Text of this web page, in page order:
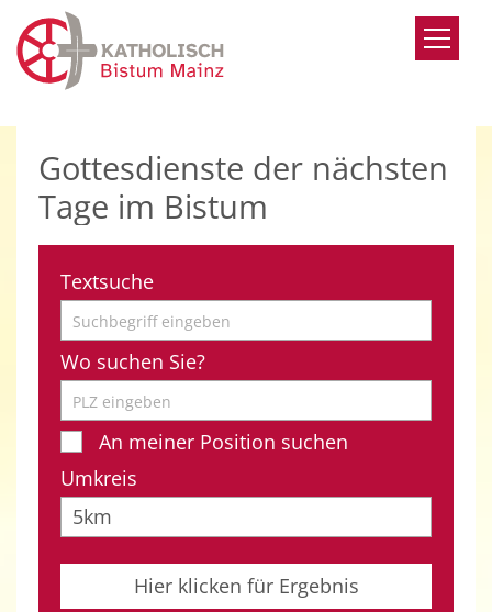
Zum Inhalt springen
Gottesdienste der nächsten
Tage im Bistum
Textsuche
Wo suchen Sie?
An meiner Position suchen
Umkreis